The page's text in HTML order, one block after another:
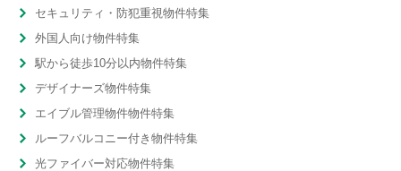
セキュリティ・防犯重視物件特集
外国人向け物件特集
駅から徒歩10分以内物件特集
デザイナーズ物件特集
エイブル管理物件物件特集
ルーフバルコニー付き物件特集
光ファイバー対応物件特集